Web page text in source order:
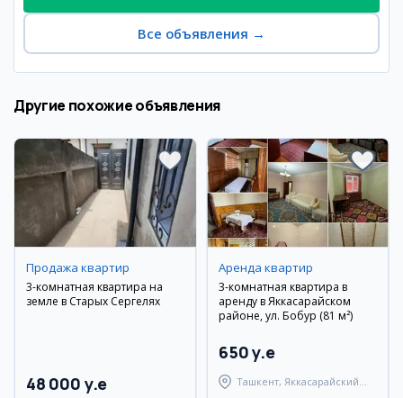
Все объявления →
Другие похожие объявления
Продажа квартир
3-комнатная квартира на
земле в Старых Сергелях
48 000 y.e
Аренда квартир
3-комнатная квартира в
аренду в Яккасарайском
районе, ул. Бобур (81 м²)
650 y.e
Ташкент, Яккасарайский